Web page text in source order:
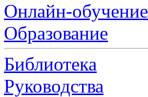
Онлайн-обучение
Образование
Библиотека
Руководства